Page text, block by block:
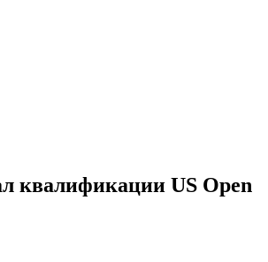
квалификации US Open